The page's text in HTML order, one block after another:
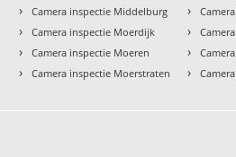
› Camera inspectie Middelburg
› Camera inspectie Moerdijk
› Camera inspectie Moeren
› Camera inspectie Moerstraten
›
›
›
›